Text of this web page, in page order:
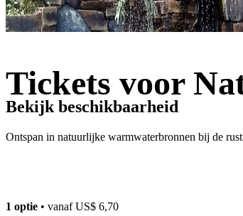
Tickets voor
Ontspan in natuurlijke warmwaterbronnen bij de
Bekijk beschikbaarheid
1 optie • vanafUS$ 6,70